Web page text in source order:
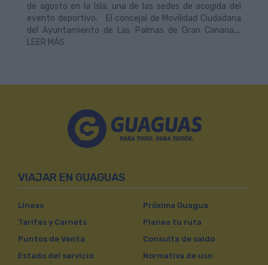
de agosto en la Isla, una de las sedes de acogida del
evento deportivo. El concejal de Movilidad Ciudadana
del Ayuntamiento de Las Palmas de Gran Canaria,...
LEER MÁS
VIAJAR EN GUAGUAS
Líneas
Tarifas y Carnets
Puntos de Venta
Estado del servicio
Próxima Guagua
Planea tu ruta
Consulta de saldo
Normativa de uso